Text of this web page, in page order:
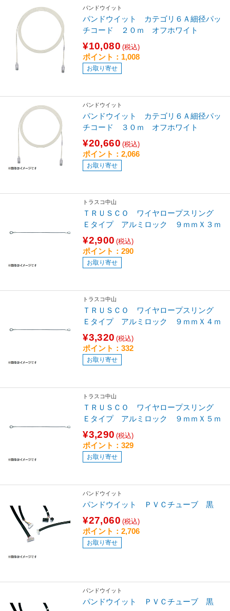
パンドウイット
パンドウイット カテゴリ６Ａ細径パッ
チコード ２０ｍ オフホワイト
¥10,080 (税込)
ポイント：1,008
お取り寄せ
パンドウイット
パンドウイット カテゴリ６Ａ細径パッ
チコード ３０ｍ オフホワイト
¥20,660 (税込)
ポイント：2,066
お取り寄せ
トラスコ中山
ＴＲＵＳＣＯ ワイヤロープスリング
Ｅタイプ アルミロック ９ｍｍＸ３ｍ
¥2,900 (税込)
ポイント：290
お取り寄せ
トラスコ中山
ＴＲＵＳＣＯ ワイヤロープスリング
Ｅタイプ アルミロック ９ｍｍＸ４ｍ
¥3,320 (税込)
ポイント：332
お取り寄せ
トラスコ中山
ＴＲＵＳＣＯ ワイヤロープスリング
Ｅタイプ アルミロック ９ｍｍＸ５ｍ
¥3,290 (税込)
ポイント：329
お取り寄せ
パンドウイット
パンドウイット ＰＶＣチューブ 黒
¥27,060 (税込)
ポイント：2,706
お取り寄せ
パンドウイット
パンドウイット ＰＶＣチューブ 黒